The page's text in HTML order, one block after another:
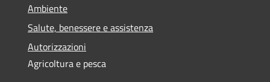
Ambiente
Salute, benessere e assistenza
Autorizzazioni
Agricoltura e pesca